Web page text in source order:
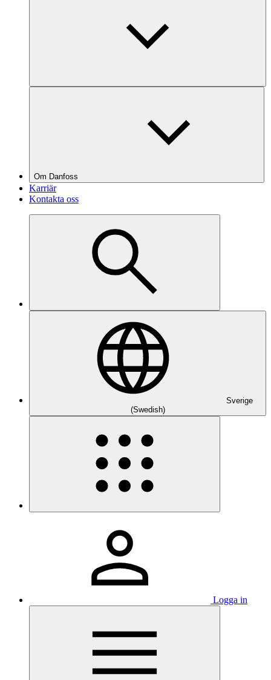
Om Danfoss
Karriär
Kontakta oss
Sverige
(Swedish)
Logga in